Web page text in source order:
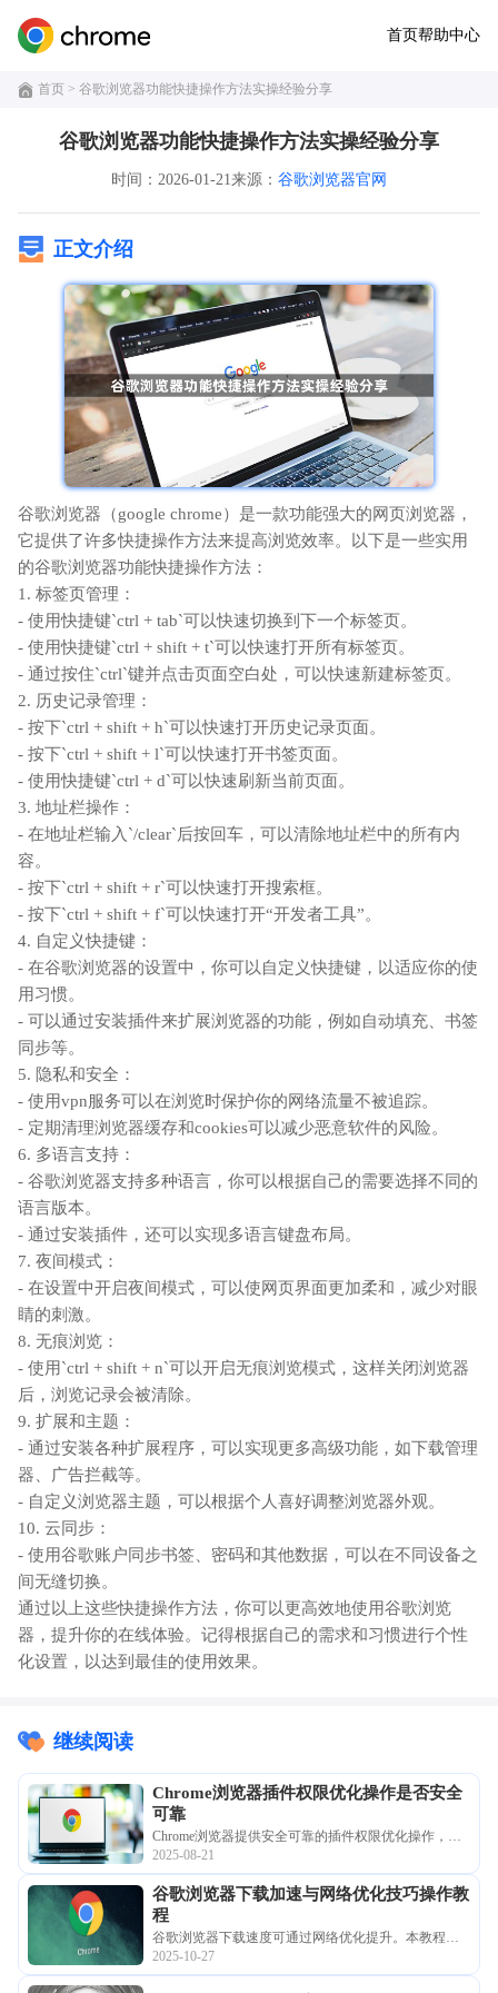
首页帮助中心
首页 > 谷歌浏览器功能快捷操作方法实操经验分享
谷歌浏览器功能快捷操作方法实操经验分享
时间：2026-01-21来源： 谷歌浏览器官网
正文介绍
谷歌浏览器（google chrome）是一款功能强大的网页浏览器，
它提供了许多快捷操作方法来提高浏览效率。以下是一些实用
的谷歌浏览器功能快捷操作方法：
1. 标签页管理：
- 使用快捷键`ctrl + tab`可以快速切换到下一个标签页。
- 使用快捷键`ctrl + shift + t`可以快速打开所有标签页。
- 通过按住`ctrl`键并点击页面空白处，可以快速新建标签页。
2. 历史记录管理：
- 按下`ctrl + shift + h`可以快速打开历史记录页面。
- 按下`ctrl + shift + l`可以快速打开书签页面。
- 使用快捷键`ctrl + d`可以快速刷新当前页面。
3. 地址栏操作：
- 在地址栏输入`/clear`后按回车，可以清除地址栏中的所有内
容。
- 按下`ctrl + shift + r`可以快速打开搜索框。
- 按下`ctrl + shift + f`可以快速打开“开发者工具”。
4. 自定义快捷键：
- 在谷歌浏览器的设置中，你可以自定义快捷键，以适应你的使
用习惯。
- 可以通过安装插件来扩展浏览器的功能，例如自动填充、书签
同步等。
5. 隐私和安全：
- 使用vpn服务可以在浏览时保护你的网络流量不被追踪。
- 定期清理浏览器缓存和cookies可以减少恶意软件的风险。
6. 多语言支持：
- 谷歌浏览器支持多种语言，你可以根据自己的需要选择不同的
语言版本。
- 通过安装插件，还可以实现多语言键盘布局。
7. 夜间模式：
- 在设置中开启夜间模式，可以使网页界面更加柔和，减少对眼
睛的刺激。
8. 无痕浏览：
- 使用`ctrl + shift + n`可以开启无痕浏览模式，这样关闭浏览器
后，浏览记录会被清除。
9. 扩展和主题：
- 通过安装各种扩展程序，可以实现更多高级功能，如下载管理
器、广告拦截等。
- 自定义浏览器主题，可以根据个人喜好调整浏览器外观。
10. 云同步：
- 使用谷歌账户同步书签、密码和其他数据，可以在不同设备之
间无缝切换。
通过以上这些快捷操作方法，你可以更高效地使用谷歌浏览
器，提升你的在线体验。记得根据自己的需求和习惯进行个性
化设置，以达到最佳的使用效果。
继续阅读
Chrome浏览器插件权限优化操作是否安全
可靠
Chrome浏览器提供安全可靠的插件权限优化操作，帮
助用户有效管理扩展权限，防止潜在安全风险。操作
2025-08-21
谷歌浏览器下载加速与网络优化技巧操作教
程
谷歌浏览器下载速度可通过网络优化提升。本教程分
享加速方法和操作技巧，帮助用户快速下载安装最新
2025-10-27